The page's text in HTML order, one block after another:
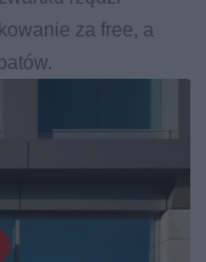
za free, a